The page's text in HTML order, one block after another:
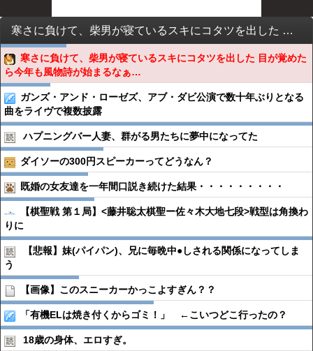
寒さに負けて、柴男が寝ているスキにコタツを出した 目が覚めたら今年も風物詩が始まるなぁ…
寒さに負けて、柴男が寝ているスキにコタツを出した 目が覚めた
ら今年も風物詩が始まるなぁ…
ガンズ・アンド・ローゼズ、アブ・ダビ公演で数十年ぶりとなる
曲をライヴで複数披露
ハプニングバー人妻、群がる男たちに夢中になってた
ダイソーの300円スピーカーってどうなん？
既婚の女友達を一年間口説き続けた結果・・・・・・・・・
【棋聖戦 第１局】<藤井聡太棋聖ー佐々木大地七段>戦型は角換わ
りに
【悲報】妹(パイパン)、兄に毎晩中●︎しされる関係になってしま
う
【画像】このスニーカーかっこよすぎん？？
「有機ELは焼き付くからゴミ！」 ←こいつどこ行ったの？
18歳の身体、エロすぎ。